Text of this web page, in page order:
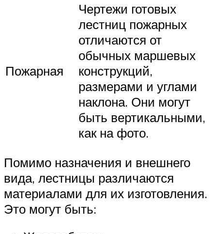
Пожарная
Чертежи готовых
лестниц пожарных
отличаются от
обычных маршевых
конструкций,
размерами и углами
наклона. Они могут
быть вертикальными,
как на фото.
Помимо назначения и внешнего
вида, лестницы различаются
материалами для их изготовления.
Это могут быть: